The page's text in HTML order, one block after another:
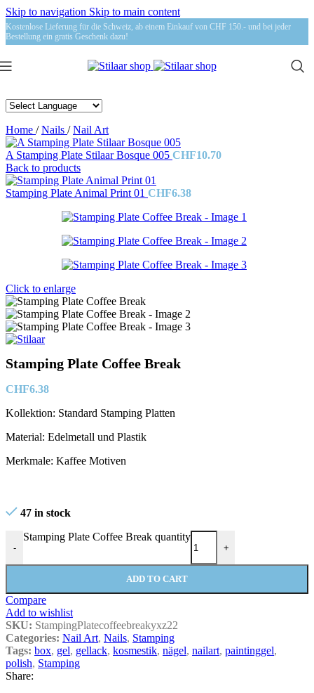
Skip to navigation Skip to main content
Kostenlose Lieferung für die Schweiz, ab einem Einkauf von CHF 150.- und bei jeder
Bestellung ein gratis Geschenk dazu!
Home / Nails / Nail Art
A Stamping Plate Stilaar Bosque 005 CHF10.70
Back to products
Stamping Plate Animal Print 01 CHF6.38
Click to enlarge
Stamping Plate Coffee Break
CHF6.38
Kollektion: Standard Stamping Platten
Material: Edelmetall und Plastik
Merkmale: Kaffee Motiven
47 in stock
-
Stamping Plate Coffee Break quantity
+
ADD TO CART
Compare
Add to wishlist
SKU: StampingPlatecoffeebreakyxz22
Categories: Nail Art, Nails, Stamping
Tags: box, gel, gellack, kosmestik, nägel, nailart, paintinggel,
polish, Stamping
Share: